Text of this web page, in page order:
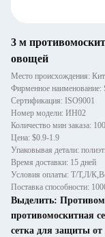
3 м
овощей
Место происхождения:
Фирменное наименование:
Сертификация: ISO9001
Номер модели: ИН02
Количество мин заказа:
Цена: $0.9-1.9
Упаковывая детали:
Время доставки: 15 дней
Условия оплаты: Т/Т,Л/
Поставка способности:
Выделить:
противомоскитная
сетка для защиты